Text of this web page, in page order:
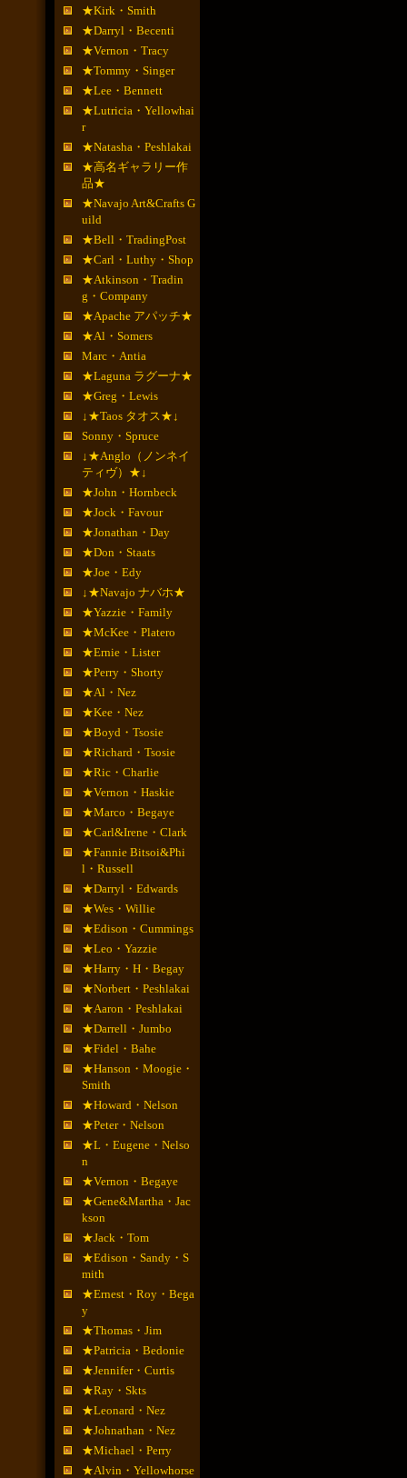
★Kirk・Smith
★Darryl・Becenti
★Vernon・Tracy
★Tommy・Singer
★Lee・Bennett
★Lutricia・Yellowhai
r
★Natasha・Peshlakai
★高名ギャラリー作
品★
★Navajo Art&Crafts G
uild
★Bell・TradingPost
★Carl・Luthy・Shop
★Atkinson・Tradin
g・Company
★Apache アパッチ★
★Al・Somers
Marc・Antia
★Laguna ラグーナ★
★Greg・Lewis
↓★Taos タオス★↓
Sonny・Spruce
↓★Anglo（ノンネイ
ティヴ）★↓
★John・Hornbeck
★Jock・Favour
★Jonathan・Day
★Don・Staats
★Joe・Edy
↓★Navajo ナバホ★
★Yazzie・Family
★McKee・Platero
★Ernie・Lister
★Perry・Shorty
★Al・Nez
★Kee・Nez
★Boyd・Tsosie
★Richard・Tsosie
★Ric・Charlie
★Vernon・Haskie
★Marco・Begaye
★Carl&Irene・Clark
★Fannie Bitsoi&Phi
l・Russell
★Darryl・Edwards
★Wes・Willie
★Edison・Cummings
★Leo・Yazzie
★Harry・H・Begay
★Norbert・Peshlakai
★Aaron・Peshlakai
★Darrell・Jumbo
★Fidel・Bahe
★Hanson・Moogie・
Smith
★Howard・Nelson
★Peter・Nelson
★L・Eugene・Nelso
n
★Vernon・Begaye
★Gene&Martha・Jac
kson
★Jack・Tom
★Edison・Sandy・S
mith
★Ernest・Roy・Bega
y
★Thomas・Jim
★Patricia・Bedonie
★Jennifer・Curtis
★Ray・Skts
★Leonard・Nez
★Johnathan・Nez
★Michael・Perry
★Alvin・Yellowhorse